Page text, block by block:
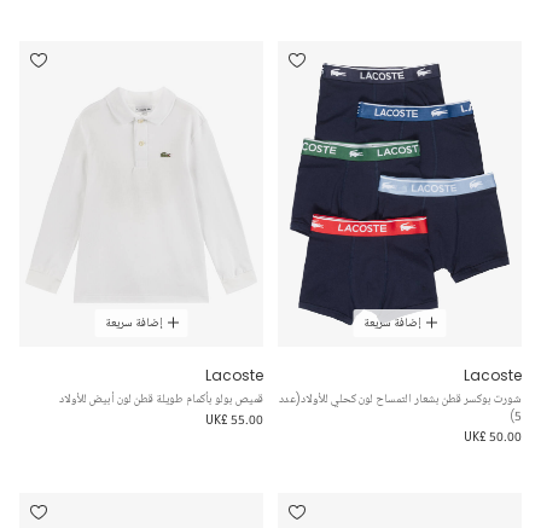
إضافة سريعة
Lacoste
شورت بوكسر قطن بشعار التمساح لون كحلي للأولاد(عدد
5)
UK£ 50.00
إضافة سريعة
Lacoste
قميص بولو بأكمام طويلة قطن لون أبيض للأولاد
UK£ 55.00